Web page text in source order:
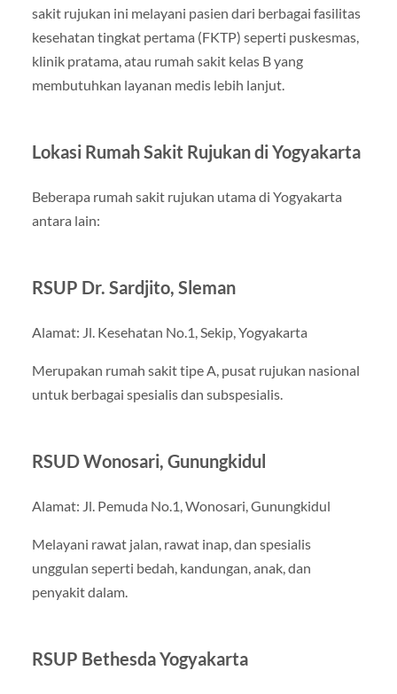
sakit rujukan ini melayani pasien dari berbagai fasilitas
kesehatan tingkat pertama (FKTP) seperti puskesmas,
klinik pratama, atau rumah sakit kelas B yang
membutuhkan layanan medis lebih lanjut.
Lokasi Rumah Sakit Rujukan di Yogyakarta
Beberapa rumah sakit rujukan utama di Yogyakarta
antara lain:
RSUP Dr. Sardjito, Sleman
Alamat: Jl. Kesehatan No.1, Sekip, Yogyakarta
Merupakan rumah sakit tipe A, pusat rujukan nasional
untuk berbagai spesialis dan subspesialis.
RSUD Wonosari, Gunungkidul
Alamat: Jl. Pemuda No.1, Wonosari, Gunungkidul
Melayani rawat jalan, rawat inap, dan spesialis
unggulan seperti bedah, kandungan, anak, dan
penyakit dalam.
RSUP Bethesda Yogyakarta